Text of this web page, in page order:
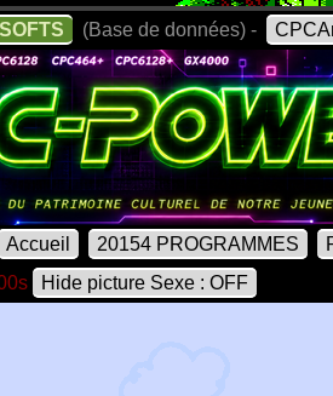
(Base de données) -
Accueil 20154 PROGRAMMES
Hide picture Sexe : OFF